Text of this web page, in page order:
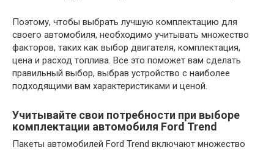
Поэтому, чтобы выбрать лучшую комплектацию для
своего автомобиля, необходимо учитывать множество
факторов, таких как выбор двигателя, комплектация,
цена и расход топлива. Все это поможет вам сделать
правильный выбор, выбрав устройство с наиболее
подходящими вам характеристиками и ценой.
Учитывайте свои потребности при выборе
комплектации автомобиля Ford Trend
Пакеты автомобилей Ford Trend включают множество